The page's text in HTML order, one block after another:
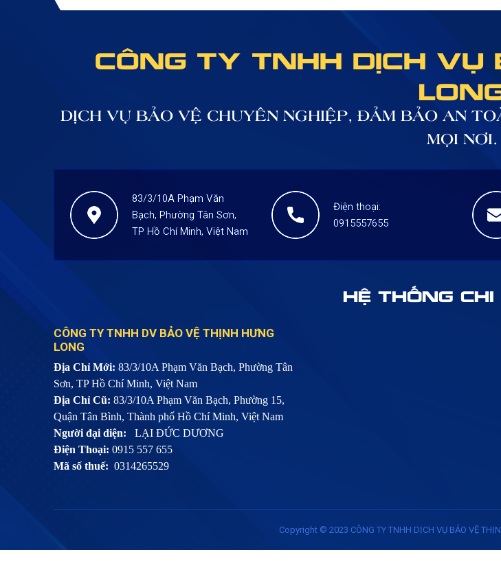
CÔNG TY TNHH DỊCH VỤ
DỊCH VỤ BẢO VỆ CHUYÊN NGHIỆP, ĐẢM BẢO AN
MỌI NƠI.
83/3/10A Phạm Văn
Bạch, Phường Tân Sơn,
TP Hồ Chí Minh, Việt Nam
Điện thoại:
0915557655
HỆ THỐNG
CÔNG TY TNHH DV BẢO VỆ THỊNH HƯNG
LONG
Địa Chỉ Mới: 83/3/10A Phạm Văn Bạch, Phường Tân
Sơn, TP Hồ Chí Minh, Việt Nam
Địa Chỉ Cũ: 83/3/10A Phạm Văn Bạch, Phường 15,
Quận Tân Bình, Thành phố Hồ Chí Minh, Việt Nam
Người đại diện: LẠI ĐỨC DƯƠNG
Điện Thoại: 0915 557 655
Mã số thuế: 0314265529
Copyright © 2023 CÔNG TY TNHH DỊCH VỤ BẢO VỆ